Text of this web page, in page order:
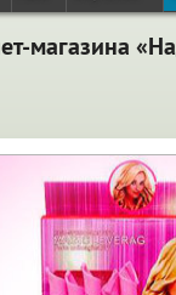
магазина